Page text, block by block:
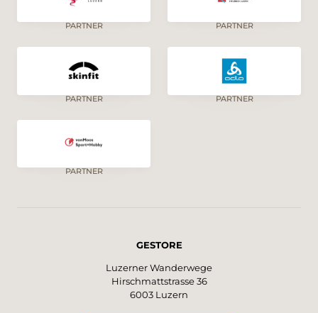
PARTNER PARTNER
PARTNER PARTNER
PARTNER
GESTORE
Luzerner Wanderwege
Hirschmattstrasse 36
6003 Luzern